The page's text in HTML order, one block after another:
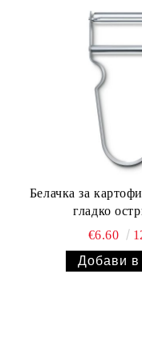
Белачка за
€6.60